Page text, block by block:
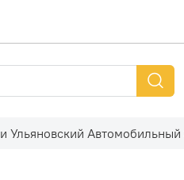
Ульяновский